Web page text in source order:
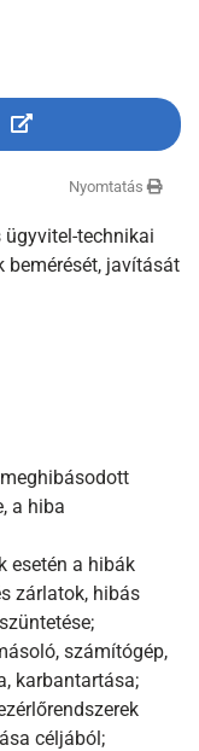
Nyomtatás
ügyvitel-technikai
bemérését, javítását
a hiba
esetén a hibák
zárlatok, hibás
számítógép,
karbantartása;
céljából;